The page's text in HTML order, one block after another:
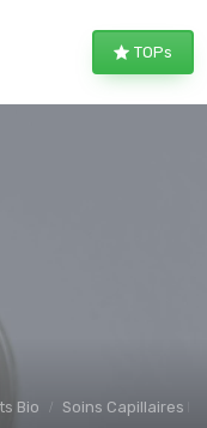
TOPs
Bio Soins Capillaires